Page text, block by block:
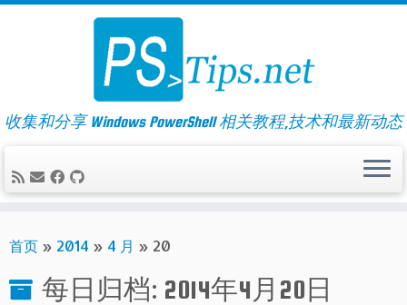
Skip
收集和分享 Windows PowerShell 相关教程,技术和最新动态
首页 » 2014 » 4 月 » 20
每日归档: 2014年4月20日